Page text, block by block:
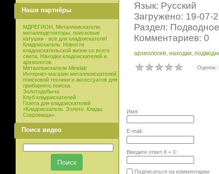
Наши партнёры
МДРЕГИОН. Металлоискатели,
металлодетекторы, поисковые
катушки - все для кладоискателя!
Кладоискатель. Новости
кладоискательской жизни со всего
света. Находки кладоискателей и
археологов.
Металлоискатели Minelab
Интернет-магазин металлоискателей,
поисковой техники и аксессуатов для
приборного поиска.
Золотодобыча
Клуб кладоискателей
Газета для кладоискателей
«Кладоискатель. Золото. Клады.
Сокровища».
Поиск видео
Язык: Русский
Загружено: 19-07-
Раздел:
Комментариев: 0
археология, находки,
Оценок:
Имя:
E-mail:
Введите ответ 8+ 3:
Подписаться на комментарии